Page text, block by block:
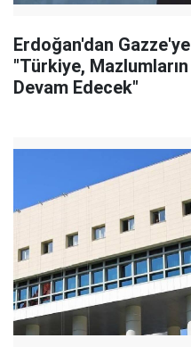
Erdoğan'dan
"Türkiye,
Devam Edecek"